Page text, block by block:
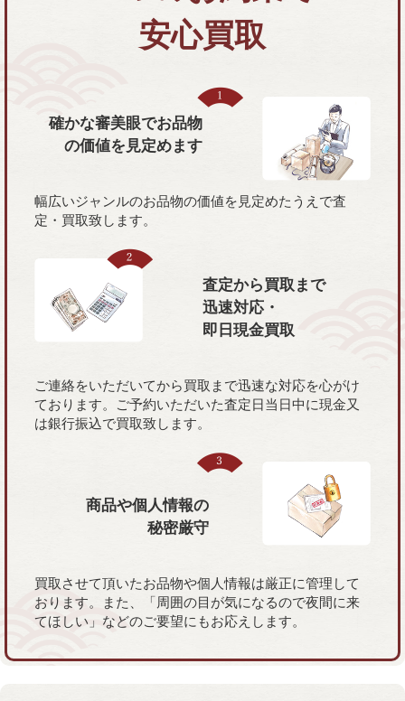
安心買取
確かな審美眼でお品物
の価値を 見定めます
幅広いジャンルのお品物の価値を見定めたうえで査
定・買取致します。
査定から買取まで
迅速対応・
即日現金買取
ご連絡をいただいてから買取まで迅速な対応を心がけ
ております。ご予約いただいた査定日当日中に現金又
は銀行振込で買取致します。
商品や個人情報の
秘密厳守
買取させて頂いたお品物や個人情報は厳正に管理して
おります。また、「周囲の目が気になるので夜間に来
てほしい」などのご要望にもお応えします。